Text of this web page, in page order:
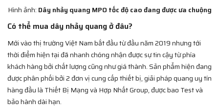
Hình ảnh: Dây nhảy quang MPO tốc độ cao đang được ưa chuộng
Có thể mua dây nhảy quang ở đâu?
Mới vào thị trường Việt Nam bắt đầu từ đầu năm 2019 nhưng tới
thời điểm hiện tại đã nhanh chóng nhận được sự tin cậy từ phía
khách hàng bởi chất lượng cũng như giá thành. Sản phẩm hiện đang
được phân phối bởi 2 đơn vị cung cấp thiết bị, giải pháp quang uy tín
hàng đầu là Thiết Bị Mạng và Hợp Nhất Group, được bao Test và
bảo hành dài hạn.